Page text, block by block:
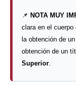
📌 NOTA MUY
clara en el
la obtención de
obtención de un
Superior.